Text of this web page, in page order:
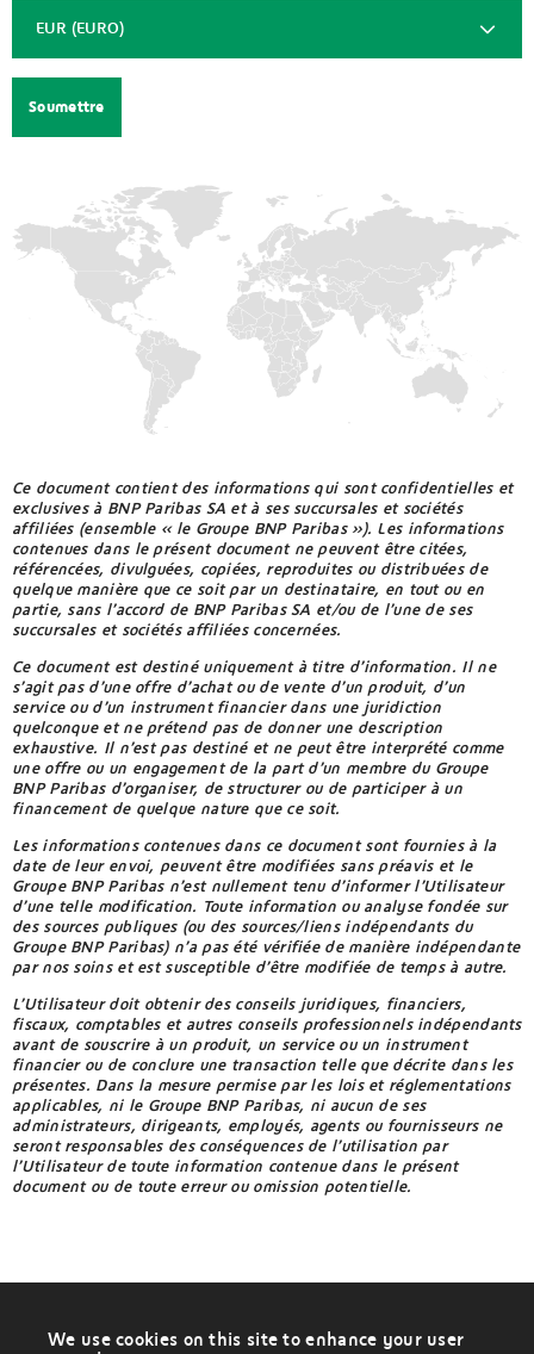
Albanie
Allemagne
Barbuda
Arménie
Aruba
Australie
Autriche
Azerbaïdjan
Bahamas
Bahreïn
Bangladesh
Barbade
Belgique
Belize
Bénin
Bermudes
Bhoutan
Biélorussie
Birmanie
Bolivie
Botswana
Afghanistan
(AFN)
Afrique
Sud
Algérie
(DZD)
Allemagne
(XCD)
Antigua-
et-
Barbuda
(XCD)
Antilles
Néerlandaises
Arabie
Saoudite
(SAR)
Argentine
(ARS)
(AMD)
Aruba
(AWG)
Australie
(AUD)
Autriche
(EUR)
Azerbaïdjan
(AZN)
Bahamas
(BSD)
Bahreïn
(BHD)
Belgique
EUR (EURO)
ALL
argentin)
AUD
(dollar
australien)
AWG
(florin
d'aruba)
AZN
(manat)
BAM
(mark
convertible
de
bosnie-
herzegovine)
BBD
(dollar
de
barbade)
BDT
(taka
BHD
(dinar
de
bahreïn)
BIF
(franc
du
burundi)
de
brunei)
Ce document contient des informations qui sont confidentielles et
exclusives à BNP Paribas SA et à ses succursales et sociétés
affiliées (ensemble « le Groupe BNP Paribas »). Les informations
contenues dans le présent document ne peuvent être citées,
référencées, divulguées, copiées, reproduites ou distribuées de
quelque manière que ce soit par un destinataire, en tout ou en
partie, sans l’accord de BNP Paribas SA et/ou de l’une de ses
succursales et sociétés affiliées concernées.
Ce document est destiné uniquement à titre d’information. Il ne
s’agit pas d’une offre d’achat ou de vente d’un produit, d’un
service ou d’un instrument financier dans une juridiction
quelconque et ne prétend pas de donner une description
exhaustive. Il n’est pas destiné et ne peut être interprété comme
une offre ou un engagement de la part d’un membre du Groupe
BNP Paribas d’organiser, de structurer ou de participer à un
financement de quelque nature que ce soit.
Les informations contenues dans ce document sont fournies à la
date de leur envoi, peuvent être modifiées sans préavis et le
Groupe BNP Paribas n’est nullement tenu d’informer l’Utilisateur
d’une telle modification. Toute information ou analyse fondée sur
des sources publiques (ou des sources/liens indépendants du
Groupe BNP Paribas) n’a pas été vérifiée de manière indépendante
par nos soins et est susceptible d’être modifiée de temps à autre.
L’Utilisateur doit obtenir des conseils juridiques, financiers,
fiscaux, comptables et autres conseils professionnels indépendants
avant de souscrire à un produit, un service ou un instrument
financier ou de conclure une transaction telle que décrite dans les
présentes. Dans la mesure permise par les lois et réglementations
applicables, ni le Groupe BNP Paribas, ni aucun de ses
administrateurs, dirigeants, employés, agents ou fournisseurs ne
seront responsables des conséquences de l’utilisation par
l’Utilisateur de toute information contenue dans le présent
document ou de toute erreur ou omission potentielle.
We use cookies on this site to enhance your user